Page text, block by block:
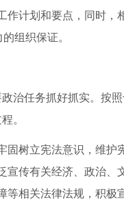
计划和要点，同时，
组织保证。
任务抓好抓实。按照
。
树立宪法意识，维护
宣传有关经济、政治、
相关法律法规，积极